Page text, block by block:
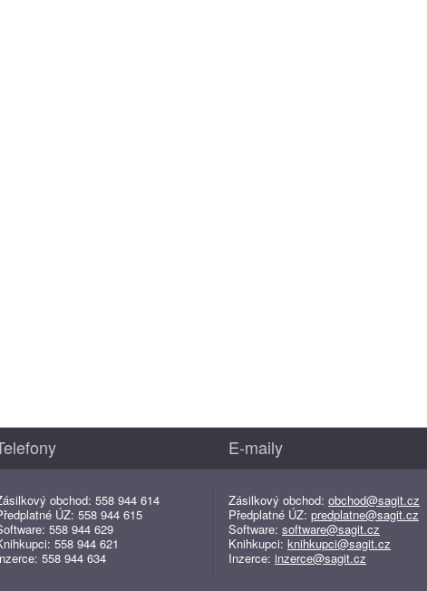
obchod: 558 944 614
ÚZ: 558 944 615
558 944 629
558 944 621
558 944 634
E-maily
Zásilkový obchod: obchod@sagit.cz
Předplatné ÚZ: predplatne@sagit.cz
Software: software@sagit.cz
Knihkupci: knihkupci@sagit.cz
Inzerce: inzerce@sagit.cz